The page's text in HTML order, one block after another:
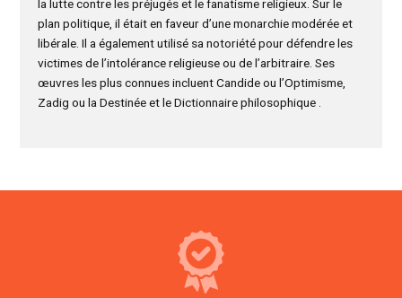
la lutte contre les préjugés et le fanatisme religieux. Sur le
plan politique, il était en faveur d’une monarchie modérée et
libérale. Il a également utilisé sa notoriété pour défendre les
victimes de l’intolérance religieuse ou de l’arbitraire. Ses
œuvres les plus connues incluent Candide ou l’Optimisme,
Zadig ou la Destinée et le Dictionnaire philosophique .